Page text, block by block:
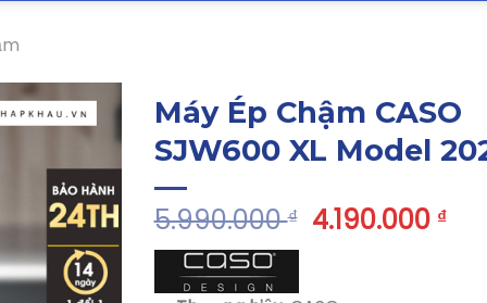
Máy Ép Chậm CASO
SJW600 XL Model
5.990.000₫ 4.190.000 ₫